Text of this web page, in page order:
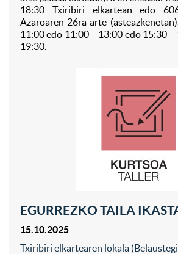
18:30 Txiribiri elkartean edo
Azaroaren 26ra arte
11:00 edo 11:00 – 13:00 edo 15:30 –
19:30.
EGURREZKO TAILA
15.10.2025
Txiribiri elkartearen lokala (Belaustegi